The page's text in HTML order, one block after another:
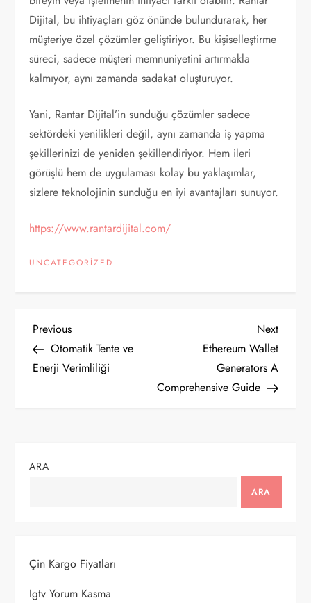
Dijital, bu ihtiyaçları göz önünde bulundurarak, her
müşteriye özel çözümler geliştiriyor. Bu kişiselleştirme
süreci, sadece müşteri memnuniyetini artırmakla
kalmıyor, aynı zamanda sadakat oluşturuyor.
Yani, Rantar Dijital’in sunduğu çözümler sadece
sektördeki yenilikleri değil, aynı zamanda iş yapma
şekillerinizi de yeniden şekillendiriyor. Hem ileri
görüşlü hem de uygulaması kolay bu yaklaşımlar,
sizlere teknolojinin sunduğu en iyi avantajları sunuyor.
https://www.rantardijital.com/
UNCATEGORIZED
Y
a
g
i
Previous
Post
Previous
Otomatik Tente ve
Enerji Verimliliği
Next
Post
Next
Ethereum Wallet
Generators A
Comprehensive Guide
ARA
ARA
Çin Kargo Fiyatları
Igtv Yorum Kasma